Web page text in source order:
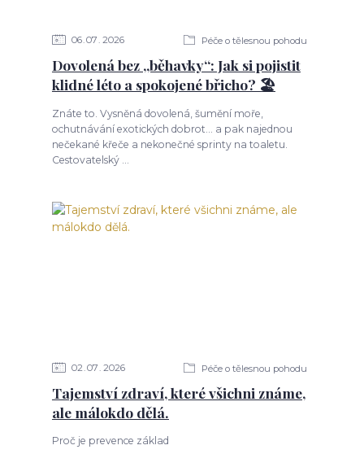
06 07 2026 Péče o tělesnou pohodu
Dovolená bez „běhavky“: Jak si pojistit
klidné léto a spokojené břicho? 🏖️
Znáte to. Vysněná dovolená, šumění moře,
ochutnávání exotických dobrot... a pak najednou
nečekané křeče a nekonečné sprinty na toaletu.
Cestovatelský ...
02 07 2026 Péče o tělesnou pohodu
Tajemství zdraví, které všichni známe,
ale málokdo dělá.
Proč je prevence základ